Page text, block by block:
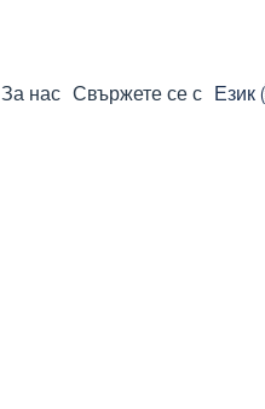
За нас Свържете се с